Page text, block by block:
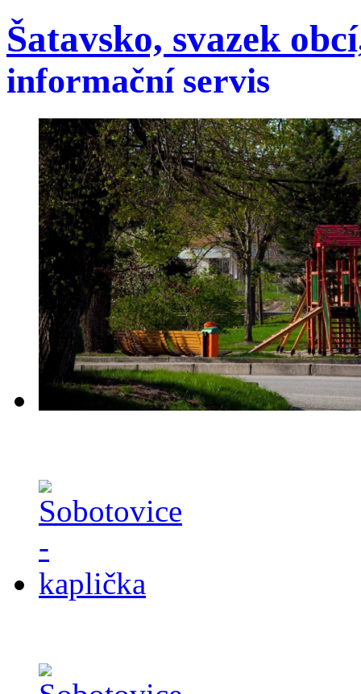
Šatavsko, svazek
informační servis